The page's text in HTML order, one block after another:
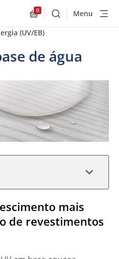
0
BuscarMenu
(UV/EB)
de água
mais
de revestimentos